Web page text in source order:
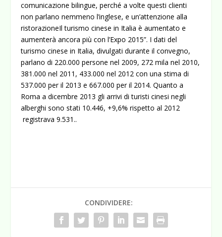
comunicazione bilingue, perché a volte questi clienti
non parlano nemmeno l’inglese, e un’attenzione alla
ristorazioneIl turismo cinese in Italia è aumentato e
aumenterà ancora più con l’Expo 2015”. I dati del
turismo cinese in Italia, divulgati durante il convegno,
parlano di 220.000 persone nel 2009, 272 mila nel 2010,
381.000 nel 2011, 433.000 nel 2012 con una stima di
537.000 per il 2013 e 667.000 per il 2014. Quanto a
Roma a dicembre 2013 gli arrivi di turisti cinesi negli
alberghi sono stati 10.446, +9,6% rispetto al 2012
registrava 9.531..
CONDIVIDERE: